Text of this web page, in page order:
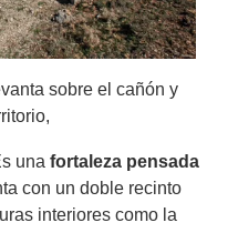
sobre el cañón y
una fortaleza pensada
con un doble recinto
interiores como la